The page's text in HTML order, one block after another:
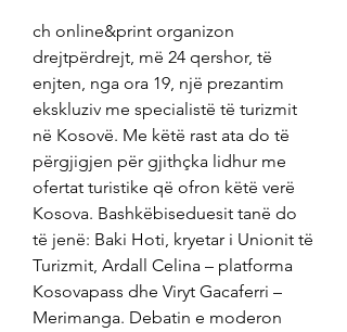
ch online&print organizon
drejtpërdrejt, më 24 qershor, të
enjten, nga ora 19, një prezantim
ekskluziv me specialistë të turizmit
në Kosovë. Me këtë rast ata do të
përgjigjen për gjithçka lidhur me
ofertat turistike që ofron këtë verë
Kosova. Bashkëbiseduesit tanë do
të jenë: Baki Hoti, kryetar i Unionit të
Turizmit, Ardall Celina – platforma
Kosovapass dhe Viryt Gacaferri –
Merimanga. Debatin e moderon